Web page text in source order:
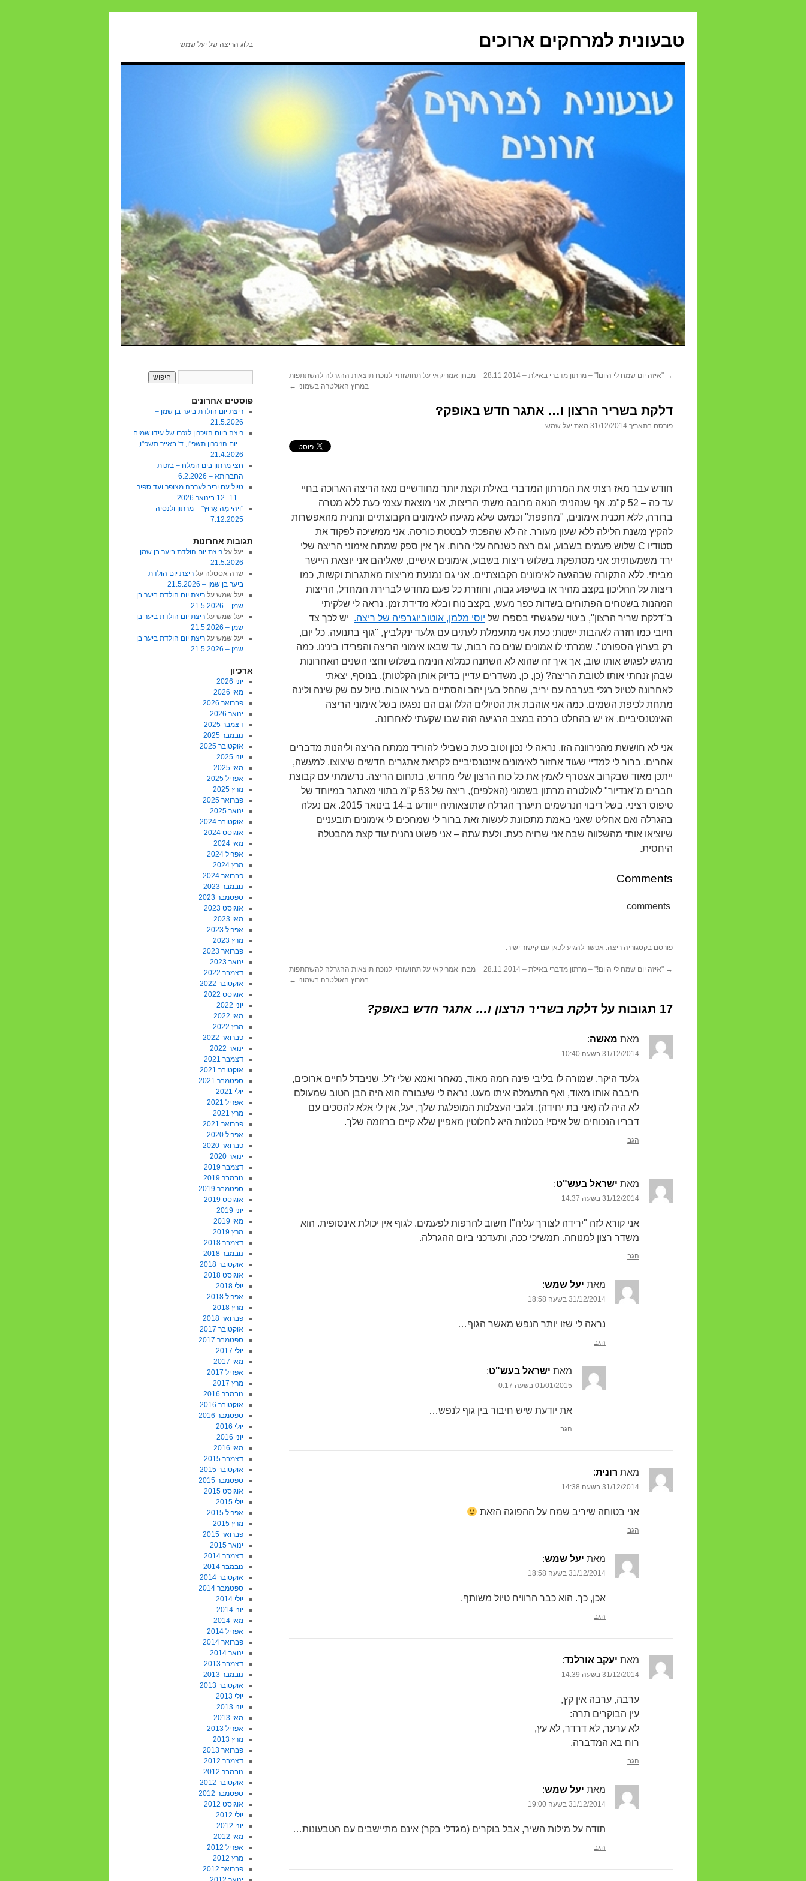
טבעונית למרחקים ארוכים בלוג הריצה של יעל שמש
→ "איזה יום שמח לי היום!" – מרתון מדברי באילת – 28.11.2014
מבחן אמריקאי על תחושותיי לנוכח תוצאות ההגרלה להשתתפות
במרוץ האולטרה בשמוני ←
דלקת בשריר הרצון ו… אתגר חדש באופק?
פורסם בתאריך 31/12/2014 מאת יעל שמש
חודש עבר מאז רצתי את המרתון המדברי באילת וקצת יותר מחודשיים מאז הריצה הארוכה בחיי
עד כה ­– 52 ק"מ. אף שנהניתי הנאה מרובה משתי הריצות, אני מוצאת עצמי כעת ללא מטרה
ברורה, ללא תכנית אימונים, "מחפפת" וכמעט שלא מגיעה לאימונים הקבוצתיים ונהנית מהאפשרות
להקיץ משנת הלילה ללא שעון מעורר. זה לא שהפכתי לבטטת כורסה. אני ממשיכה לפקוד את
סטודיו C שלוש פעמים בשבוע, וגם רצה כשנחה עלי הרוח. אך אין ספק שמתח אימוני הריצה שלי
ירד משמעותית: אני מסתפקת בשלוש ריצות בשבוע, אימונים אישיים, שאליהם אני יוצאת היישר
מביתי, ללא התקורה שבהגעה לאימונים הקבוצתיים. אני גם נמנעת מריצות מאתגרות וקשות, כמו
ריצות על ההליכון בקצב מהיר או בשיפוע גבוה, וחוזרת כל פעם מחדש לברירת המחדל, הריצות
המהנות בשטחים הפתוחים בשדות כפר מעש, בקצב נוח ובלא מדידת זמן. נראה לי שלקיתי
ב"דלקת שריר הרצון", ביטוי שפגשתי בספרו של יוסי מלמן, אוטוביוגרפיה של ריצה. יש לכך צד
חיובי כמו חזרה לאהבות ישנות: כעת אני מתעמלת לעתים עם גלעד ינקלביץ, "גוף בתנועה. כל יום,
רק בערוץ הספורט". שמרתי לו אמונים שנים כה רבות, עד שבאו אימוני הריצה והפרידו בינינו. כמה
מרגש לפגוש אותו שוב, אך איך זה שהוא לא השתנה כמלוא הנימה בשלוש וחצי השנים האחרונות
שבהן זנחתי אותו לטובת הריצה? (כן, כן, משדרים עדיין בדיוק אותן הקלטות). בנוסף, יצאתי
לאחרונה לטיול רגלי בערבה עם יריב, שהחל בעין יהב והסתיים בעיר אובות. טיול עם שק שינה ולינה
מתחת לכיפת השמים. כמה אני אוהבת את הטיולים הללו וגם הם נפגעו בשל אימוני הריצה
האינטנסיביים. אז יש בהחלט ברכה במצב הרגיעה הזה שבו שקעתי לאחרונה.
אני לא חוששת מהנירוונה הזו. נראה לי נכון וטוב כעת בשבילי להוריד ממתח הריצה וליהנות מדברים
אחרים. ברור לי למדיי שעוד אחזור לאימונים אינטנסיביים לקראת אתגרים חדשים שיצוצו. למעשה,
ייתכן מאוד שבקרוב אצטרף לאמץ את כל כוח הרצון שלי מחדש, בתחום הריצה. נרשמתי עם קבוצת
חברים מ"אנדיור" לאולטרה מרתון בשמוני (האלפים), ריצה של 53 ק"מ בתווי מאתגר במיוחד של
טיפוס רציני. בשל ריבוי הנרשמים תיערך הגרלה שתוצאותיה ייוודעו ב-14 בינואר 2015. אם נעלה
בהגרלה ואם אחליט שאני באמת מתכוונת לעשות זאת ברור לי שמחכים לי אימונים תובעניים
שיוציאו אותי מהשלווה שבה אני שרויה כעת. ולעת עתה – אני פשוט נהנית עוד קצת מהבטלה
היחסית.
Comments
פורסם בקטגוריה ריצה. אפשר להגיע לכאן עם קישור ישיר.
→ "איזה יום שמח לי היום!" – מרתון מדברי באילת – 28.11.2014
מבחן אמריקאי על תחושותיי לנוכח תוצאות ההגרלה להשתתפות
במרוץ האולטרה בשמוני ←
17 תגובות על דלקת בשריר הרצון ו… אתגר חדש באופק?
מאת מאשה‏:
31/12/2014 בשעה 10:40
גלעד היקר. שמורה לו בליבי פינה חמה מאוד, מאחר ואמא שלי ז"ל, שניבדל לחיים ארוכים,
חיבבה אותו מאוד, ואף התעמלה איתו מעט. נראה לי שעבורה הוא היה הבן הטוב שמעולם
לא היה לה (אני בת יחידה). ולגבי העצלנות המופלגת שלך, יעל, אין לי אלא להסכים עם
דבריו הנכוחים של איסי! בטלנות היא לחלוטין מאפיין שלא קיים ברזומה שלך.
הגב
מאת ישראל בעש"ט‏:
31/12/2014 בשעה 14:37
אני קורא לזה "ירידה לצורך עליה"! חשוב להרפות לפעמים. לגוף אין יכולת אינסופית. הוא
משדר רצון למנוחה. תמשיכי ככה, ותעדכני ביום ההגרלה.
הגב
מאת יעל שמש‏:
31/12/2014 בשעה 18:58
נראה לי שזו יותר הנפש מאשר הגוף…
הגב
מאת ישראל בעש"ט‏:
01/01/2015 בשעה 0:17
את יודעת שיש חיבור בין גוף לנפש…
הגב
מאת רונית‏:
31/12/2014 בשעה 14:38
אני בטוחה שיריב שמח על ההפוגה הזאת
הגב
מאת יעל שמש‏:
31/12/2014 בשעה 18:58
אכן, כך. הוא כבר הרוויח טיול משותף.
הגב
מאת יעקב אורלנד‏:
31/12/2014 בשעה 14:39
ערבה, ערבה אין קץ,
עין הבוקרים תרה:
לא ערער, לא דרדר, לא עץ,
רוח בא המדברה.
הגב
מאת יעל שמש‏:
31/12/2014 בשעה 19:00
תודה על מילות השיר, אבל בוקרים (מגדלי בקר) אינם מתיישבים עם הטבעונות…
הגב
פוסטים אחרונים
ריצת יום הולדת ביער בן שמן –
21.5.2026
ריצה ביום הזיכרון לזכרו של עידו שמיח
– יום הזיכרון תשפ"ו, ד' באייר תשפ"ו,
21.4.2026
חצי מרתון בים המלח – בזכות
החברותא – 6.2.2026
טיול עם יריב לערבה מצופר ועד ספיר
– 11–12 בינואר 2026
"וִיהִי מָה אָרוּץ" – מרתון ולנסיה –
7.12.2025
תגובות אחרונות
יעלעל ריצת יום הולדת ביער בן שמן –
21.5.2026
שרה אסטלה על ריצת יום הולדת
ביער בן שמן – 21.5.2026
יעל שמשעל ריצת יום הולדת ביער בן
שמן – 21.5.2026
יעל שמשעל ריצת יום הולדת ביער בן
שמן – 21.5.2026
יעל שמשעל ריצת יום הולדת ביער בן
שמן – 21.5.2026
ארכיון
יוני 2026
מאי 2026
פברואר 2026
ינואר 2026
דצמבר 2025
נובמבר 2025
אוקטובר 2025
יוני 2025
מאי 2025
אפריל 2025
מרץ 2025
פברואר 2025
ינואר 2025
אוקטובר 2024
אוגוסט 2024
מאי 2024
אפריל 2024
מרץ 2024
פברואר 2024
נובמבר 2023
ספטמבר 2023
אוגוסט 2023
מאי 2023
אפריל 2023
מרץ 2023
פברואר 2023
ינואר 2023
דצמבר 2022
אוקטובר 2022
אוגוסט 2022
יוני 2022
מאי 2022
מרץ 2022
פברואר 2022
ינואר 2022
דצמבר 2021
אוקטובר 2021
ספטמבר 2021
יולי 2021
אפריל 2021
מרץ 2021
פברואר 2021
אפריל 2020
פברואר 2020
ינואר 2020
דצמבר 2019
נובמבר 2019
ספטמבר 2019
אוגוסט 2019
יוני 2019
מאי 2019
מרץ 2019
דצמבר 2018
נובמבר 2018
אוקטובר 2018
אוגוסט 2018
יולי 2018
אפריל 2018
מרץ 2018
פברואר 2018
אוקטובר 2017
ספטמבר 2017
יולי 2017
מאי 2017
אפריל 2017
מרץ 2017
נובמבר 2016
אוקטובר 2016
ספטמבר 2016
יולי 2016
יוני 2016
מאי 2016
דצמבר 2015
אוקטובר 2015
ספטמבר 2015
אוגוסט 2015
יולי 2015
אפריל 2015
מרץ 2015
פברואר 2015
ינואר 2015
דצמבר 2014
נובמבר 2014
אוקטובר 2014
ספטמבר 2014
יולי 2014
יוני 2014
מאי 2014
אפריל 2014
פברואר 2014
ינואר 2014
דצמבר 2013
נובמבר 2013
אוקטובר 2013
יולי 2013
יוני 2013
מאי 2013
אפריל 2013
מרץ 2013
פברואר 2013
דצמבר 2012
נובמבר 2012
אוקטובר 2012
ספטמבר 2012
אוגוסט 2012
יולי 2012
יוני 2012
מאי 2012
אפריל 2012
מרץ 2012
פברואר 2012